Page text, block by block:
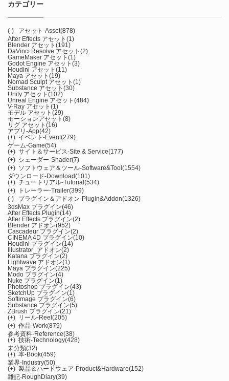
カテゴリー
(-) アセット-Asset(878)
After Effects アセット (1)
Blender アセット (191)
DaVinci Resolve アセット (2)
GameMaker アセット (1)
Godot Engine アセット (3)
Houdini アセット (11)
Maya アセット (19)
Nomad Sculpt アセット (1)
Substance アセット (30)
Unity アセット (102)
Unreal Engine アセット (484)
V-Ray アセット (1)
モデル アセット (29)
モーションアセット (8)
リグ アセット (16)
アプリ-App(42)
(+) イベント-Event(279)
ゲーム-Game(54)
(+) サイト＆サービス-Site & Service(177)
(+) シェーダー-Shader(7)
(+) ソフトウェア＆ツール-Software&Tool(1554)
ダウンロード-Download(101)
(+) チュートリアル-Tutorial(534)
(+)
トレーラー-Trailer(399)
(-)
プラグイン＆アドオン-Plugin&Addon(1326)
3dsMax プラグイン(46)
After Effects Plugin(14)
After Effects プラグイン(2)
Blender アドオン(952)
Cascadeur プラグイン(2)
CINEMA 4D プラグイン(10)
Houdini プラグイン(14)
Illustrator_アドオン(2)
Katana プラグイン(2)
Lightwave アドオン(1)
Maya プラグイン(225)
Modo プラグイン(4)
Nuke プラグイン(1)
Photoshop プラグイン(43)
SketchUp プラグイン(1)
Softimage プラグイン(6)
Substance プラグイン(5)
ZBrush プラグイン(21)
(+) リール-Reel(205)
(+) 作品-Work(879)
参考資料-Reference(38)
(+) 技術-Technology(428)
未分類(32)
(+) 本-Book(459)
業界-Industry(50)
(+) 製品＆ハードウェア-Product&Hardware(152)
雑記-RoughDiary(39)